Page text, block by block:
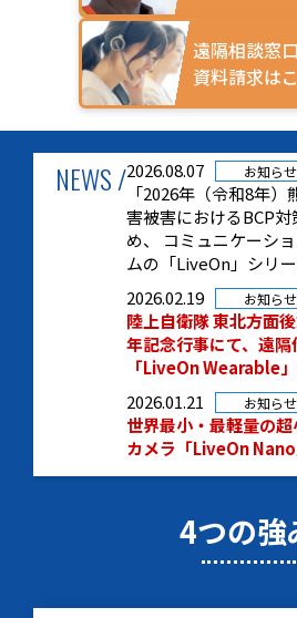
遠隔相談窓
資料請求は
NEWS /2026.08.07 お知らせ
「2026年（令和8年
害被害におけるBCP
め、 コミュニケーシ
ムの「LiveOn」シリ
2026.02.19
お知らせ
陸上自衛隊 東北方面
年記念行事にて、遠
「LiveOn Wearable
2026.01.21
お知らせ
世界最小・最軽量の
カメラ「LiveOn
4つの強